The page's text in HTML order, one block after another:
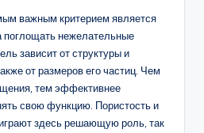
важным критерием является
поглощать нежелательные
зависит от структуры и
от размеров его частиц. Чем
тем эффективнее
свою функцию. Пористость и
здесь решающую роль, так